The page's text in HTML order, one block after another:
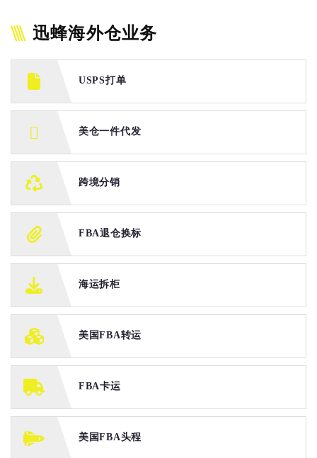
迅蜂海外仓业务
USPS打单
美仓一件代发
跨境分销
FBA退仓换标
海运拆柜
美国FBA转运
FBA卡运
美国FBA头程